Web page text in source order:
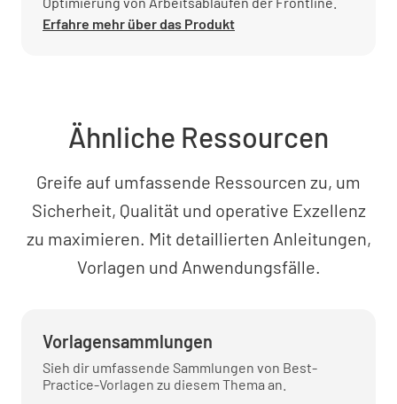
Erfahre mehr über das Produkt
Ähnliche Ressourcen
Greife auf umfassende Ressourcen zu, um
Sicherheit, Qualität und operative Exzellenz
zu maximieren. Mit detaillierten Anleitungen,
Vorlagen und Anwendungsfälle.
Vorlagensammlungen
Sieh dir umfassende Sammlungen von Best-
Practice-Vorlagen zu diesem Thema an.